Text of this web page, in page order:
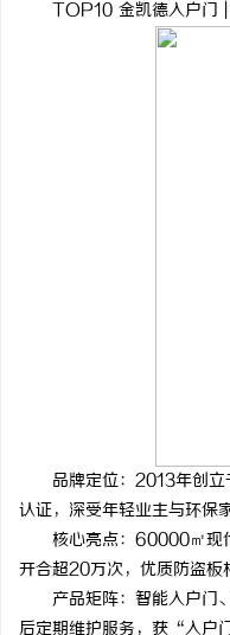
TOP10 金凯德入户门
品牌定位：2013年创立于
认证，深受年轻业主与环保
核心亮点：60000㎡现代
开合超20万次，优质防盗板
产品矩阵：智能入户门、
后定期维护服务，获“入户